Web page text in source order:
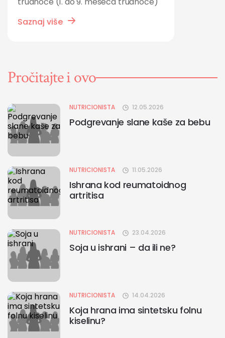
Saznaj više
Pročitajte i ovo
NUTRICIONISTA 12.05.2026
Podgrevanje slane kaše za bebu
NUTRICIONISTA 11.05.2026
Ishrana kod reumatoidnog
artritisa
NUTRICIONISTA 23.04.2026
Soja u ishrani – da ili ne?
NUTRICIONISTA 14.04.2026
Koja hrana ima sintetsku folnu
kiselinu?